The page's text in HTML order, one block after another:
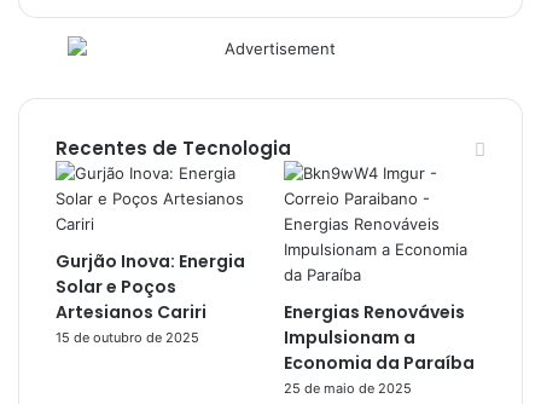
Recentes de Tecnologia
Gurjão Inova: Energia
Solar e Poços
Artesianos Cariri
15 de outubro de 2025
Energias Renováveis
Impulsionam a
Economia da Paraíba
25 de maio de 2025